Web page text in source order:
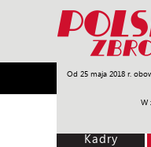
Od 25 maja 2018 r.
W
Armia Poligon
Kadry